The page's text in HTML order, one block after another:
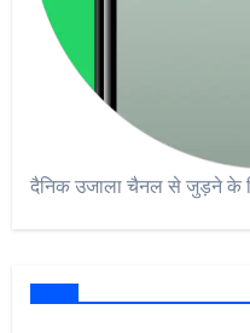
दैनिक उजाला चैनल से जुड़ने के